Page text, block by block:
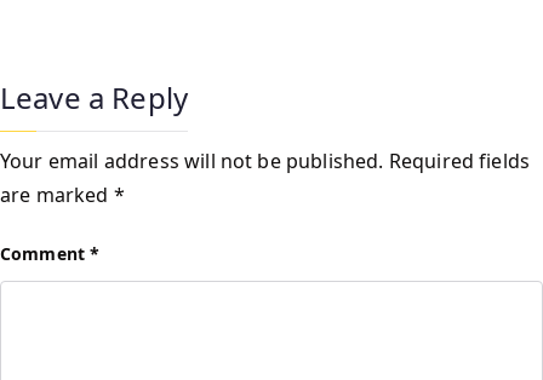
Leave a Reply
Your email address will not be published. Required fields
are marked *
Comment*